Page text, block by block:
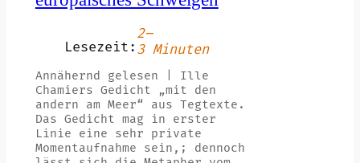
Lesezeit:
2–
3 Minuten
Annähernd gelesen | Ille
Chamiers Gedicht „mit den
andern am Meer“ aus Tegtexte.
Das Gedicht mag in erster
Linie eine sehr private
Momentaufnahme sein,; dennoch